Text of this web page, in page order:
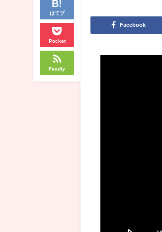
はてブ
Pocket
Feedly
Facebook